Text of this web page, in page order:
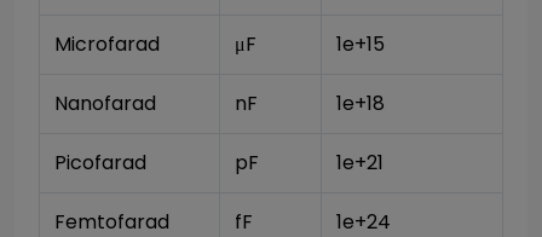
Microfarad μF 1e+15
Nanofarad nF 1e+18
Picofarad pF 1e+21
Femtofarad fF 1e+24